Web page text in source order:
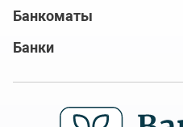
Банкоматы
Банки